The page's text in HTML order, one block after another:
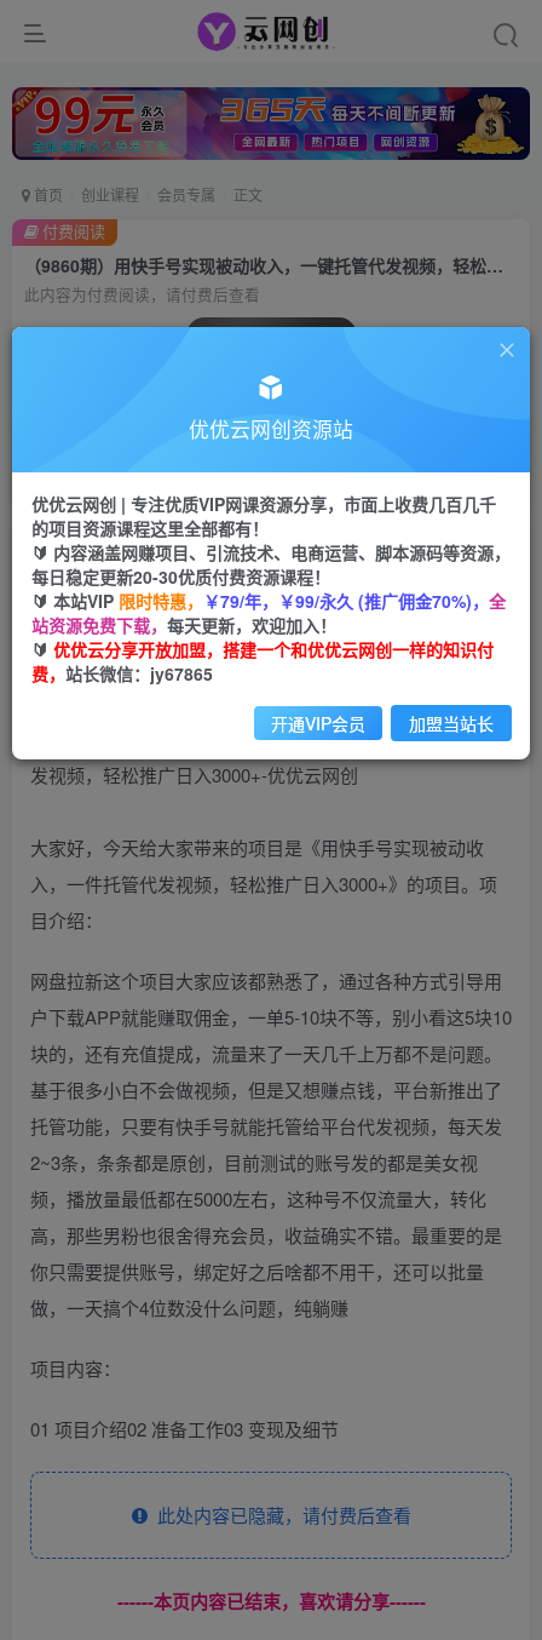
首页 创业课程 会员专属 正文
（9860期）用快手号实现被动收入，一键托管代发视频，轻松推广日入3000+
此内容为付费阅读，请付费后查看
会员专属资源
您暂无购买权限，请先开通会员
开通会员
付费阅读
（9860期）用快手号实现被动收入，一键托管代
发视频，轻松推广日入3000+
优优云网创
2年前更新
关注 私信
大家好，今天给大家带来的项目是《用快手号实现被动收
入，一件托管代发视频，轻松推广日入3000+》的项目。项
目介绍：
网盘拉新这个项目大家应该都熟悉了，通过各种方式引导用
户下载APP就能赚取佣金，一单5-10块不等，别小看这5块10
块的，还有充值提成，流量来了一天几千上万都不是问题。
基于很多小白不会做视频，但是又想赚点钱，平台新推出了
托管功能，只要有快手号就能托管给平台代发视频，每天发
2~3条，条条都是原创，目前测试的账号发的都是美女视
频，播放量最低都在5000左右，这种号不仅流量大，转化
高，那些男粉也很舍得充会员，收益确实不错。最重要的是
你只需要提供账号，绑定好之后啥都不用干，还可以批量
做，一天搞个4位数没什么问题，纯躺赚
项目内容：
01 项目介绍02 准备工作03 变现及细节
此处内容已隐藏，请付费后查看
------本页内容已结束，喜欢请分享------
优优云网创资源站
优优云网创 | 专注优质VIP网课资源分享，市面上收费几百几千
的项目资源课程这里全部都有！
🔰 内容涵盖网赚项目、引流技术、电商运营、脚本源码等资源，
每日稳定更新20-30优质付费资源课程！
🔰 本站VIP 限时特惠， ￥79/年，￥99/永久 (推广佣金70%)， 全
站资源免费下载， 每天更新，欢迎加入！
🔰 优优云分享开放加盟，搭建一个和优优云网创一样的知识付
费， 站长微信：jy67865
开通VIP会员 加盟当站长